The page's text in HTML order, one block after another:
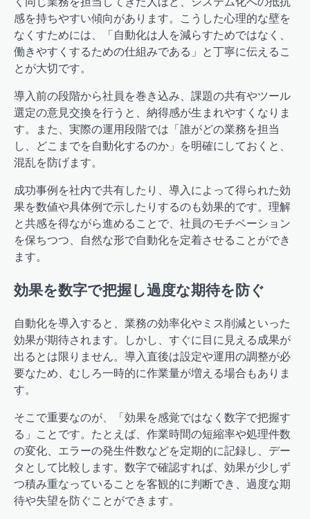
感を持ちやすい傾向があります。こうした心理的な壁を
なくすためには、「自動化は人を減らすためではなく、
働きやすくするための仕組みである」と丁寧に伝えるこ
とが大切です。
導入前の段階から社員を巻き込み、課題の共有やツール
選定の意見交換を行うと、納得感が生まれやすくなりま
す。また、実際の運用段階では「誰がどの業務を担当
し、どこまでを自動化するのか」を明確にしておくと、
混乱を防げます。
成功事例を社内で共有したり、導入によって得られた効
果を数値や具体例で示したりするのも効果的です。理解
と共感を得ながら進めることで、社員のモチベーション
を保ちつつ、自然な形で自動化を定着させることができ
ます。
効果を数字で把握し過度な期待を防ぐ
自動化を導入すると、業務の効率化やミス削減といった
効果が期待されます。しかし、すぐに目に見える成果が
出るとは限りません。導入直後は設定や運用の調整が必
要なため、むしろ一時的に作業量が増える場合もありま
す。
そこで重要なのが、「効果を感覚ではなく数字で把握す
る」ことです。たとえば、作業時間の短縮率や処理件数
の変化、エラーの発生件数などを定期的に記録し、デー
タとして比較します。数字で確認すれば、効果が少しず
つ積み重なっていることを客観的に判断でき、過度な期
待や失望を防ぐことができます。